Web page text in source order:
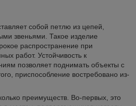
собой петлю из цепей,
звеньями. Такое изделие
распространение при
работ. Устойчивость к
позволяет поднимать объекты с
приспособление востребовано из-
преимуществ. Во-первых, это